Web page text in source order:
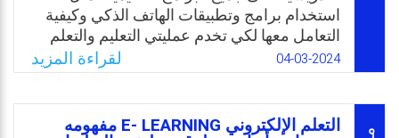
الحاجة للكشف عن درجة رضا أولياء الأمور
والمعلمين والطلبة والمعلمين عن عملية التعلم
عن بُعد.
WhatsApp
Facebook
Twitter
Email
استخدام برامج وتطبيقات الهاتف الذكي وكيفية
التعامل معها لكي تخدم عمليتي التعليم والتعلم
(التعلم عن بُعد)، وظهرت الحاجة الملحة لتدريب
أعضاء هيئة التدريس أثناء الخدمة على استخدام
التكنولوجيا الحديثة في التعليم وجميع البرامج
التعليمية، ولذا جاءت الدراسة الحالية كمحاولة
04-03-2024 لقراءة المزيد
التعلم الإلكتروني E- LEARNING مفهومه